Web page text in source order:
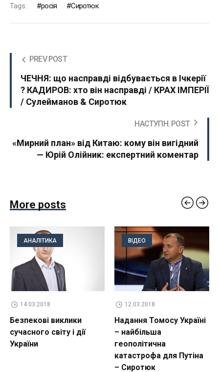
Tags: росія Сиротюк
PREV POST
ЧЕЧНЯ: що насправді відбувається в Ічкерії
? КАДИРОВ: хто він насправді / КРАХ ІМПЕРІЇ
/ Сулейманов & Сиротюк
НАСТУПН. POST
«Мирний план» від Китаю: кому він вигідний
— Юрій Олійник: експертний коментар
More posts
АНАЛІТИКА
14.03.2018
Безпекові виклики
сучасного світу і дії
України
ВІДЕО
12.03.2018
Надання Томосу Україні
– найбільша
геополітична
катастрофа для Путіна
– Сиротюк